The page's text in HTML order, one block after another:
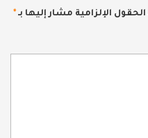
الحقول الإلزامية مشار إليها بـ *